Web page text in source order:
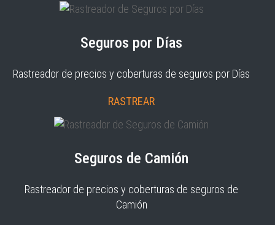
Seguros por Días
Rastreador de precios y coberturas de seguros por Días
RASTREAR
Seguros de Camión
Rastreador de precios y coberturas de seguros de
Camión